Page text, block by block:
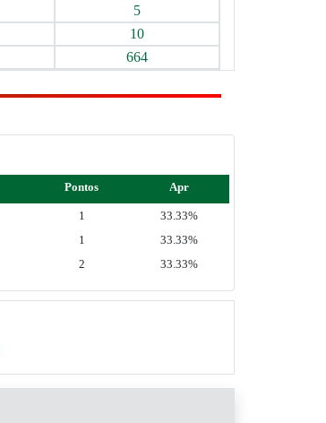
5
10
664
Pontos Apr
1
33.33%
1
33.33%
2 33.33%